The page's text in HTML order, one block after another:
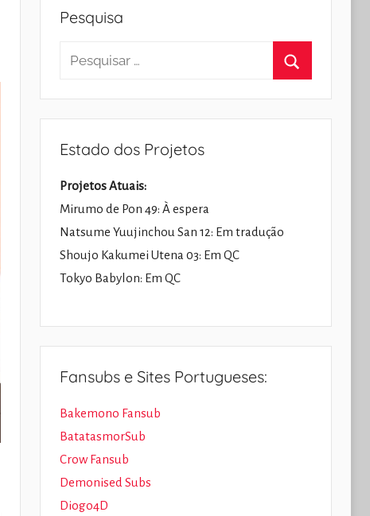
Pesquisa
Pesquisar
Estado dos Projetos
Projetos Atuais:
Mirumo de Pon 49: À espera
Natsume Yuujinchou San 12: Em tradução
Shoujo Kakumei Utena 03: Em QC
Tokyo Babylon: Em QC
Fansubs e Sites Portugueses:
Bakemono Fansub
BatatasmorSub
Crow Fansub
Demonised Subs
Diogo4D